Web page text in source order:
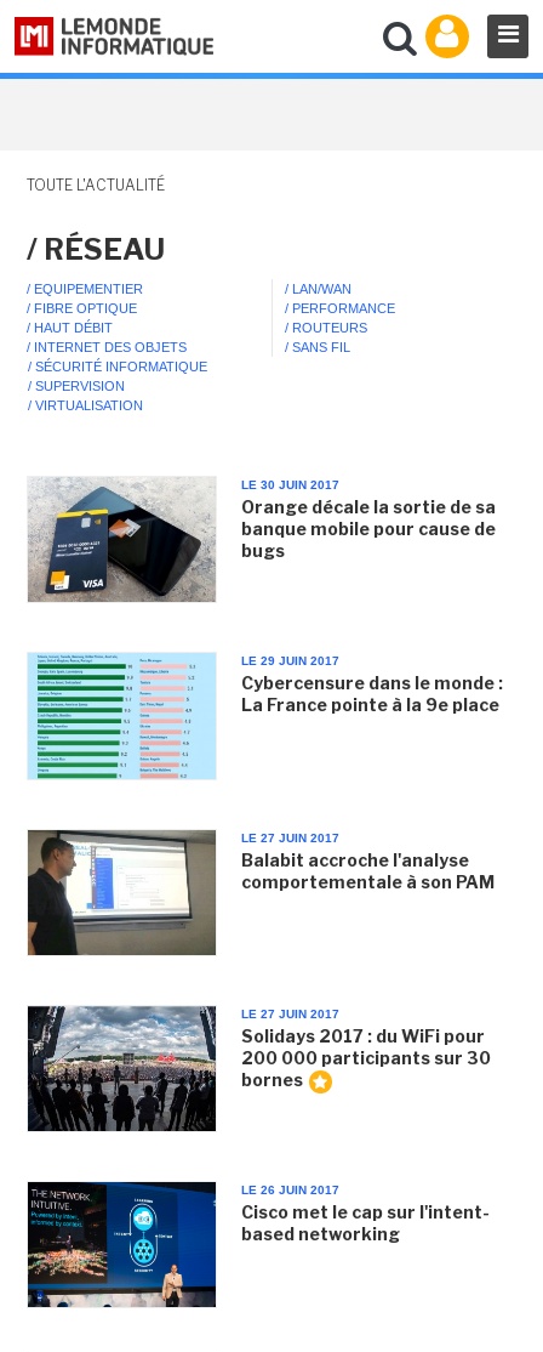
TOUTE L'ACTUALITÉ
/ RÉSEAU
/ EQUIPEMENTIER
/ FIBRE OPTIQUE
/ HAUT DÉBIT
/ INTERNET DES OBJETS
/ LAN/WAN
/ PERFORMANCE
/ ROUTEURS
/ SANS FIL
/ SÉCURITÉ INFORMATIQUE
/ SUPERVISION
/ VIRTUALISATION
LE 30 JUIN 2017
Orange décale la sortie de sa
banque mobile pour cause de
bugs
LE 29 JUIN 2017
Cybercensure dans le monde :
La France pointe à la 9e place
LE 27 JUIN 2017
Balabit accroche l'analyse
comportementale à son PAM
LE 27 JUIN 2017
Solidays 2017 : du WiFi pour
200 000 participants sur 30
bornes
LE 26 JUIN 2017
Cisco met le cap sur l'intent-
based networking